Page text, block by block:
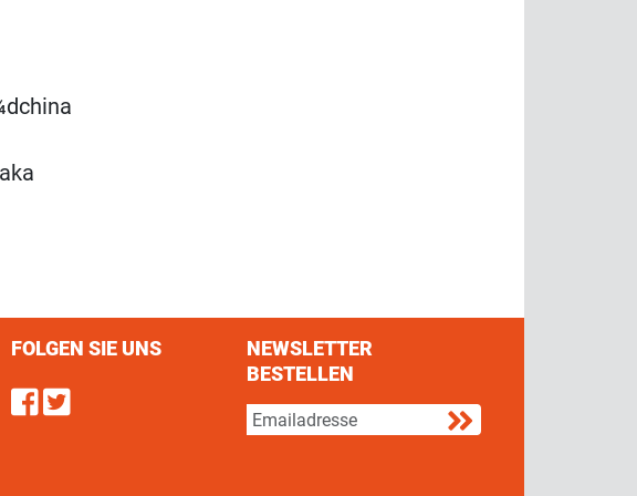
FOLGEN SIE UNS
Find us on Facebook
Follow us on Twitter
NEWSLETTER
BESTELLEN